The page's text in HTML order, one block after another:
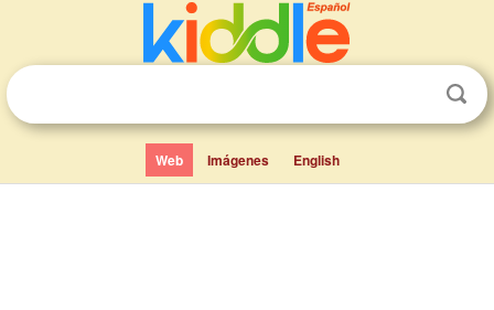
Web Imágenes English